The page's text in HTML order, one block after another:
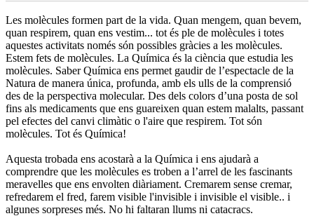
Les molècules formen part de la vida. Quan mengem, quan bevem,
quan respirem, quan ens vestim... tot és ple de molècules i totes
aquestes activitats només són possibles gràcies a les molècules.
Estem fets de molècules. La Química és la ciència que estudia les
molècules. Saber Química ens permet gaudir de l’espectacle de la
Natura de manera única, profunda, amb els ulls de la comprensió
des de la perspectiva molecular. Des dels colors d’una posta de sol
fins als medicaments que ens guareixen quan estem malalts, passant
pel efectes del canvi climàtic o l'aire que respirem. Tot són
molècules. Tot és Química!
Aquesta trobada ens acostarà a la Química i ens ajudarà a
comprendre que les molècules es troben a l’arrel de les fascinants
meravelles que ens envolten diàriament. Cremarem sense cremar,
refredarem el fred, farem visible l'invisible i invisible el visible.. i
algunes sorpreses més. No hi faltaran llums ni catacracs.